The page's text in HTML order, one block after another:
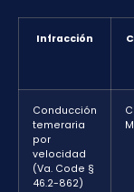
Infracción
Conducción
temeraria
por
velocidad
(Va. Code §
46.2-862)